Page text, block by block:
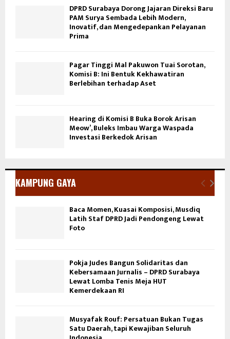
DPRD Surabaya Dorong Jajaran Direksi Baru
PAM Surya Sembada Lebih Modern,
Inovatif, dan Mengedepankan Pelayanan
Prima
Pagar Tinggi Mal Pakuwon Tuai Sorotan,
Komisi B: Ini Bentuk Kekhawatiran
Berlebihan terhadap Aset
Hearing di Komisi B Buka Borok Arisan
Meow’, Buleks Imbau Warga Waspada
Investasi Berkedok Arisan
KAMPUNG GAYA
Baca Momen, Kuasai Komposisi, Musdiq
Latih Staf DPRD Jadi Pendongeng Lewat
Foto
Pokja Judes Bangun Solidaritas dan
Kebersamaan Jurnalis – DPRD Surabaya
Lewat Lomba Tenis Meja HUT
Kemerdekaan RI
Musyafak Rouf: Persatuan Bukan Tugas
Satu Daerah, tapi Kewajiban Seluruh